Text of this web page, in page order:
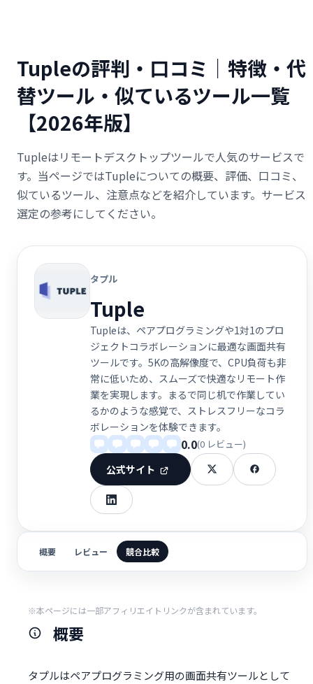
Tupleの評判・口コミ｜特徴・代
替ツール・似ているツール一覧
【2026年版】
Tupleはリモートデスクトップツールで人気のサービスで
す。当ページではTupleについての概要、評価、口コミ、
似ているツール、注意点などを紹介しています。サービス
選定の参考にしてください。
タプル
Tuple
Tupleは、ペアプログラミングや1対1のプロ
ジェクトコラボレーションに最適な画面共有
ツールです。5Kの高解像度で、CPU負荷も非
常に低いため、スムーズで快適なリモート作
業を実現します。まるで同じ机で作業してい
るかのような感覚で、ストレスフリーなコラ
ボレーションを体験できます。
0.0(0 レビュー)
公式サイト
概要 レビュー 競合比較
※本ページには一部アフィリエイトリンクが含まれています。
概要
タプルはペアプログラミング用の画面共有ツールとして